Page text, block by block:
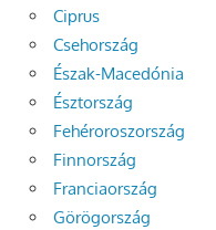
Ciprus
Csehország
Észak-Macedónia
Észtország
Fehéroroszország
Finnország
Franciaország
Görögország